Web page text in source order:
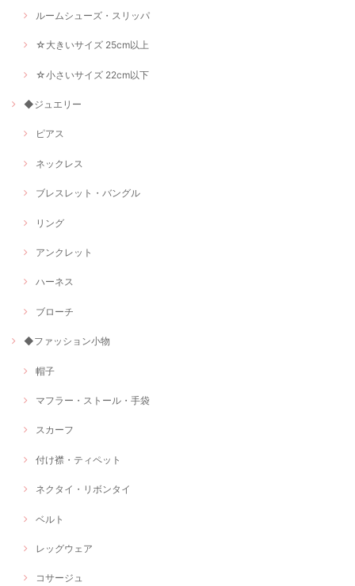
ルームシューズ・スリッパ
☆大きいサイズ 25cm以上
☆小さいサイズ 22cm以下
◆ジュエリー
ピアス
ネックレス
ブレスレット・バングル
リング
アンクレット
ハーネス
ブローチ
◆ファッション小物
帽子
マフラー・ストール・手袋
スカーフ
付け襟・ティペット
ネクタイ・リボンタイ
ベルト
レッグウェア
コサージュ